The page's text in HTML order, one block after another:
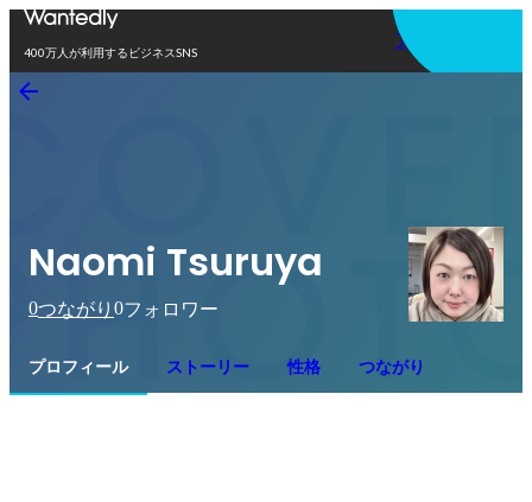
400万人が利用するビジネスSNS
アプリを使う
Naomi Tsuruya
0つながり 0フォロワー
プロフィール ストーリー 性格 つながり